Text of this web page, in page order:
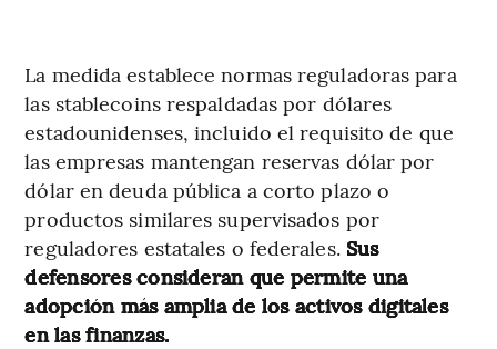
La medida establece normas reguladoras para
las stablecoins respaldadas por dólares
estadounidenses, incluido el requisito de que
las empresas mantengan reservas dólar por
dólar en deuda pública a corto plazo o
productos similares supervisados por
reguladores estatales o federales. Sus
defensores consideran que permite una
adopción más amplia de los activos digitales
en las finanzas.